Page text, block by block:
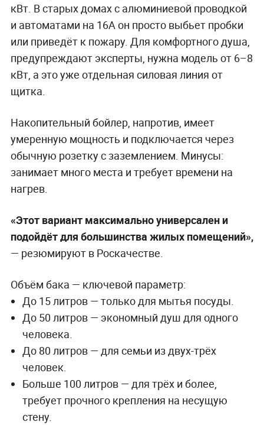
кВт. В старых домах с алюминиевой проводкой
и автоматами на 16А он просто выбьет пробки
или приведёт к пожару. Для комфортного душа,
предупреждают эксперты, нужна модель от 6–8
кВт, а это уже отдельная силовая линия от
щитка.
Накопительный бойлер, напротив, имеет
умеренную мощность и подключается через
обычную розетку с заземлением. Минусы:
занимает много места и требует времени на
нагрев.
«Этот вариант максимально универсален и
подойдёт для большинства жилых помещений»,
— резюмируют в Роскачестве.
Объём бака — ключевой параметр:
До 15 литров — только для мытья посуды.
До 50 литров — экономный душ для одного
человека.
До 80 литров — для семьи из двух-трёх
человек.
Больше 100 литров — для трёх и более,
требует прочного крепления на несущую
стену.